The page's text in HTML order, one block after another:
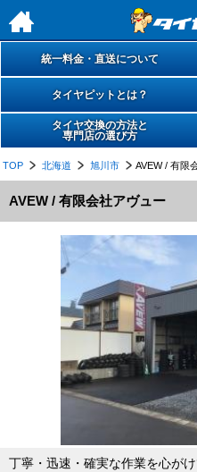
h
統一料金・直送について
タイヤピットとは？
タイヤ交換の方法と
専門店の選び方
TOP 北海道 旭川市 AVEW / 有限
AVEW / 有限会社アヴュー
丁寧・迅速・確実な作業を心が